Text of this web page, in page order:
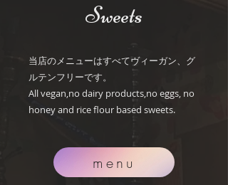
Sweets
当店のメニューはすべてヴィーガン、グ
ルテンフリーです。
All vegan,no dairy products,no eggs, no
honey and rice flour based sweets.
menu